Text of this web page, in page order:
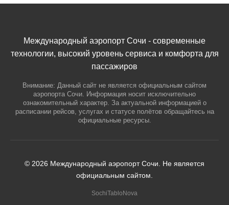
Международный аэропорт Сочи - современные
технологии, высокий уровень сервиса и комфорта для
пассажиров
Внимание: Данный сайт не является официальным сайтом
аэропорта Сочи. Информация носит исключительно
ознакомительный характер. За актуальной информацией о
расписании рейсов, услугах и статусе полётов обращайтесь на
официальные ресурсы.
© 2026 Международный аэропорт Сочи. Не является
официальным сайтом.
SochiTabloNova